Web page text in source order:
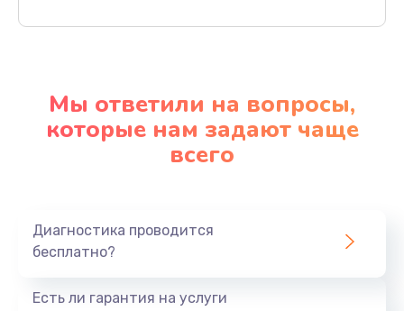
Мы ответили на вопросы,
которые нам задают чаще
всего
Диагностика проводится
бесплатно?
Есть ли гарантия на услуги